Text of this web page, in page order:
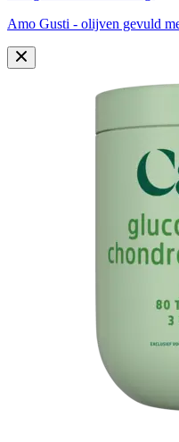
Amo Gusti - olijven gevuld